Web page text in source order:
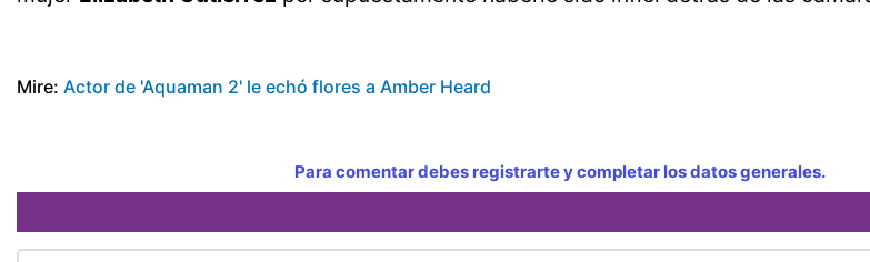
Mire: Actor de 'Aquaman 2' le echó flores a Amber Heard
Para comentar debes registrarte y completar los datos generales.